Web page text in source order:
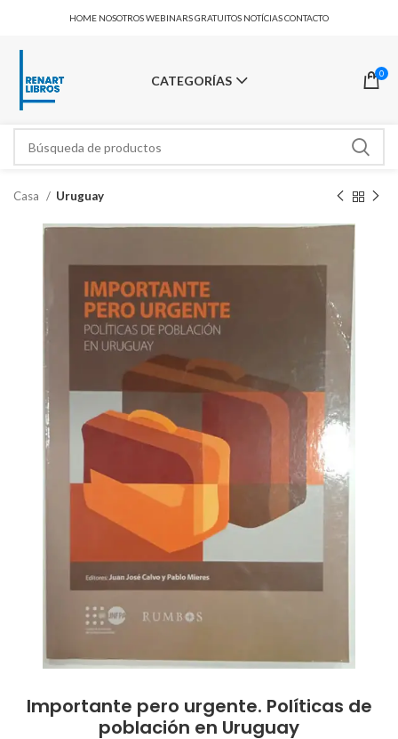
HOME NOSOTROSWEBINARS GRATUITOS NOTÍCIASCONTACTO
CATEGORÍAS 0
Casa Uruguay
Importante pero urgente. Políticas de
población en Uruguay